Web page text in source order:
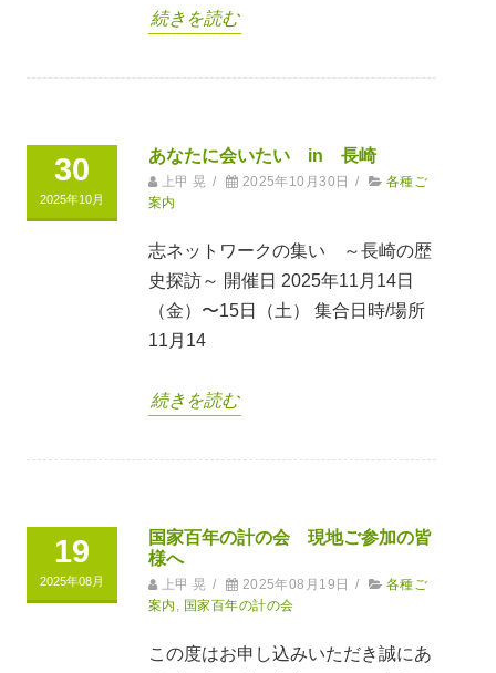
続きを読む
30
2025年10月
あなたに会いたい in 長崎
上甲 晃 / 2025年10月30日 /
各種ご
案内
志ネットワークの集い ～長崎の歴
史探訪～ 開催日 2025年11月14日
（金）〜15日（土） 集合日時/場所
11月14
続きを読む
19
2025年08月
国家百年の計の会 現地ご参加の皆
様へ
上甲 晃 / 2025年08月19日 /
各種ご
案内
国家百年の計の会
この度はお申し込みいただき誠にあ